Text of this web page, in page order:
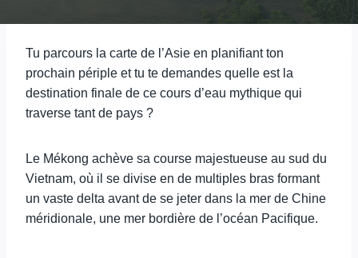
Tu parcours la carte de l’Asie en planifiant ton
prochain périple et tu te demandes quelle est la
destination finale de ce cours d’eau mythique qui
traverse tant de pays ?
Le Mékong achève sa course majestueuse au sud du
Vietnam, où il se divise en de multiples bras formant
un vaste delta avant de se jeter dans la mer de Chine
méridionale, une mer bordière de l’océan Pacifique.